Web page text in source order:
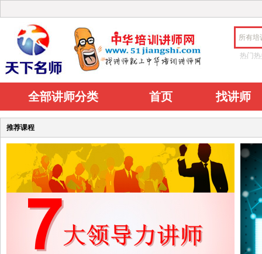
所有培
热门
全部讲师分类 首页 找讲师
推荐课程